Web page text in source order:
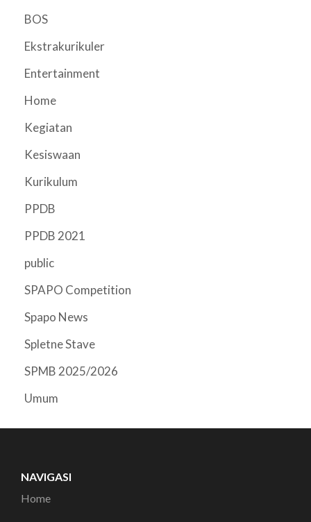
BOS
Ekstrakurikuler
Entertainment
Home
Kegiatan
Kesiswaan
Kurikulum
PPDB
PPDB 2021
public
SPAPO Competition
Spapo News
Spletne Stave
SPMB 2025/2026
Umum
NAVIGASI
Home